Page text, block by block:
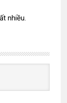
nhiều.